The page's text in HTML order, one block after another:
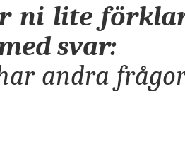
ni lite
svar:
andra